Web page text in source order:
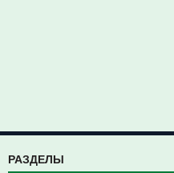
РАЗДЕЛЫ